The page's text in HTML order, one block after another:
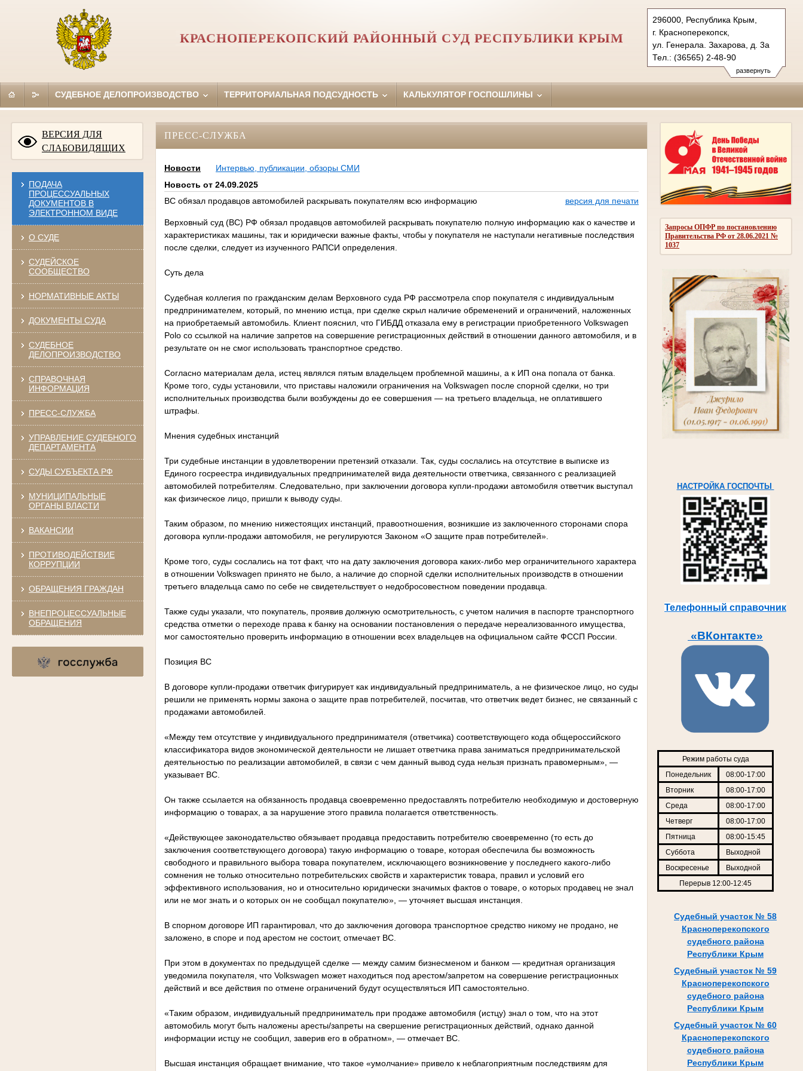
развернуть
296000, Республика Крым,
г. Красноперекопск,
ул. Генерала. Захарова, д. 3а
Тел.: (36565) 2-48-90
krasnoperekopskiy.krm@sudrf.ru
КРАСНОПЕРЕКОПСКИЙ РАЙОННЫЙ СУД РЕСПУБЛИКИ КРЫМ
СУДЕБНОЕ ДЕЛОПРОИЗВОДСТВО ТЕРРИТОРИАЛЬНАЯ ПОДСУДНОСТЬ КАЛЬКУЛЯТОР ГОСПОШЛИНЫ
ВЕРСИЯ ДЛЯ
СЛАБОВИДЯЩИХ
ПОДАЧА
ПРОЦЕССУАЛЬНЫХ
ДОКУМЕНТОВ В
ЭЛЕКТРОННОМ ВИДЕ
О СУДЕ
СУДЕЙСКОЕ
СООБЩЕСТВО
НОРМАТИВНЫЕ АКТЫ
ДОКУМЕНТЫ СУДА
СУДЕБНОЕ
ДЕЛОПРОИЗВОДСТВО
СПРАВОЧНАЯ
ИНФОРМАЦИЯ
ПРЕСС-СЛУЖБА
УПРАВЛЕНИЕ СУДЕБНОГО
ДЕПАРТАМЕНТА
СУДЫ СУБЪЕКТА РФ
МУНИЦИПАЛЬНЫЕ
ОРГАНЫ ВЛАСТИ
ВАКАНСИИ
ПРОТИВОДЕЙСТВИЕ
КОРРУПЦИИ
ОБРАЩЕНИЯ ГРАЖДАН
ВНЕПРОЦЕССУАЛЬНЫЕ
ОБРАЩЕНИЯ
Запросы ОПФР по постановлению
Правительства РФ от 28.06.2021 №
1037
НАСТРОЙКА ГОСПОЧТЫ
Телефонный справочник
«ВКонтакте»
Режим работы суда
Понедельник
08:00-17:00
Вторник
08:00-17:00
Среда
08:00-17:00
Четверг
08:00-17:00
Пятница
08:00-15:45
Суббота
Выходной
Воскресенье
Выходной
Перерыв 12:00-12:45
Судебный участок № 58
Красноперекопского
судебного района
Республики Крым
Судебный участок № 59
Красноперекопского
судебного района
Республики Крым
Судебный участок № 60
Красноперекопского
судебного района
Республики Крым
ПРЕСС-СЛУЖБА
Новости
Интервью, публикации, обзоры СМИ
Новость от 24.09.2025
ВС обязал продавцов автомобилей раскрывать покупателям всю информацию
версия для печати
Верховный суд (ВС) РФ обязал продавцов автомобилей раскрывать покупателю полную информацию как о качестве и
характеристиках машины, так и юридически важные факты, чтобы у покупателя не наступали негативные последствия
после сделки, следует из изученного РАПСИ определения.
Суть дела
Судебная коллегия по гражданским делам Верховного суда РФ рассмотрела спор покупателя с индивидуальным
предпринимателем, который, по мнению истца, при сделке скрыл наличие обременений и ограничений, наложенных
на приобретаемый автомобиль. Клиент пояснил, что ГИБДД отказала ему в регистрации приобретенного Volkswagen
Polo со ссылкой на наличие запретов на совершение регистрационных действий в отношении данного автомобиля, и в
результате он не смог использовать транспортное средство.
Согласно материалам дела, истец являлся пятым владельцем проблемной машины, а к ИП она попала от банка.
Кроме того, суды установили, что приставы наложили ограничения на Volkswagen после спорной сделки, но три
исполнительных производства были возбуждены до ее совершения — на третьего владельца, не оплатившего
штрафы.
Мнения судебных инстанций
Три судебные инстанции в удовлетворении претензий отказали. Так, суды сослались на отсутствие в выписке из
Единого госреестра индивидуальных предпринимателей вида деятельности ответчика, связанного с реализацией
автомобилей потребителям. Следовательно, при заключении договора купли-продажи автомобиля ответчик выступал
как физическое лицо, пришли к выводу суды.
Таким образом, по мнению нижестоящих инстанций, правоотношения, возникшие из заключенного сторонами спора
договора купли-продажи автомобиля, не регулируются Законом «О защите прав потребителей».
Кроме того, суды сослались на тот факт, что на дату заключения договора каких-либо мер ограничительного характера
в отношении Volkswagen принято не было, а наличие до спорной сделки исполнительных производств в отношении
третьего владельца само по себе не свидетельствует о недобросовестном поведении продавца.
Также суды указали, что покупатель, проявив должную осмотрительность, с учетом наличия в паспорте транспортного
средства отметки о переходе права к банку на основании постановления о передаче нереализованного имущества,
мог самостоятельно проверить информацию в отношении всех владельцев на официальном сайте ФССП России.
Позиция ВС
В договоре купли-продажи ответчик фигурирует как индивидуальный предприниматель, а не физическое лицо, но суды
решили не применять нормы закона о защите прав потребителей, посчитав, что ответчик ведет бизнес, не связанный с
продажами автомобилей.
«Между тем отсутствие у индивидуального предпринимателя (ответчика) соответствующего кода общероссийского
классификатора видов экономической деятельности не лишает ответчика права заниматься предпринимательской
деятельностью по реализации автомобилей, в связи с чем данный вывод суда нельзя признать правомерным», —
указывает ВС.
Он также ссылается на обязанность продавца своевременно предоставлять потребителю необходимую и достоверную
информацию о товарах, а за нарушение этого правила полагается ответственность.
«Действующее законодательство обязывает продавца предоставить потребителю своевременно (то есть до
заключения соответствующего договора) такую информацию о товаре, которая обеспечила бы возможность
свободного и правильного выбора товара покупателем, исключающего возникновение у последнего какого-либо
сомнения не только относительно потребительских свойств и характеристик товара, правил и условий его
эффективного использования, но и относительно юридически значимых фактов о товаре, о которых продавец не знал
или не мог знать и о которых он не сообщал покупателю», — уточняет высшая инстанция.
В спорном договоре ИП гарантировал, что до заключения договора транспортное средство никому не продано, не
заложено, в споре и под арестом не состоит, отмечает ВС.
При этом в документах по предыдущей сделке — между самим бизнесменом и банком — кредитная организация
уведомила покупателя, что Volkswagen может находиться под арестом/запретом на совершение регистрационных
действий и все действия по отмене ограничений будут осуществляться ИП самостоятельно.
«Таким образом, индивидуальный предприниматель при продаже автомобиля (истцу) знал о том, что на этот
автомобиль могут быть наложены аресты/запреты на свершение регистрационных действий, однако данной
информации истцу не сообщил, заверив его в обратном», — отмечает ВС.
Высшая инстанция обращает внимание, что такое «умолчание» привело к неблагоприятным последствиям для